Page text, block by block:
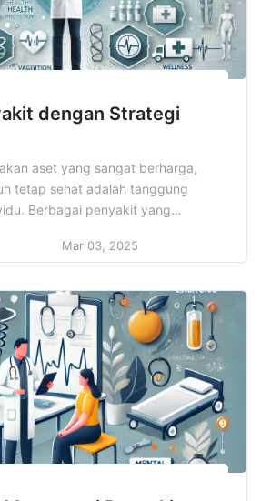
dengan Strategi
aset yang sangat berharga,
tetap sehat adalah tanggung
Berbagai penyakit yang
kanker, sering kali
merupakan langkah
pengobatan. Cegah
ampuh […]
Mar 03, 2025